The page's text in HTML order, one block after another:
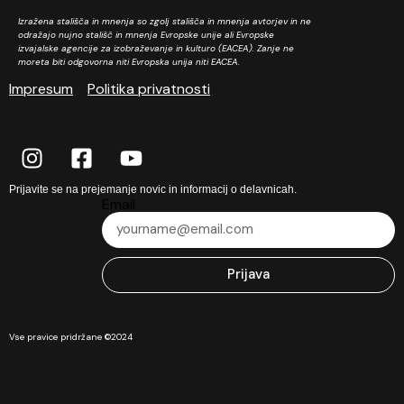
Izražena stališča in mnenja so zgolj stališča in mnenja avtorjev in ne
odražajo nujno stališč in mnenja Evropske unije ali Evropske
izvajalske agencije za izobraževanje in kulturo (EACEA). Zanje ne
moreta biti odgovorna niti Evropska unija niti EACEA.
Impresum Politika privatnosti
Prijavite se na prejemanje novic in informacij o delavnicah.
Prijava
Vse pravice pridržane ©2024